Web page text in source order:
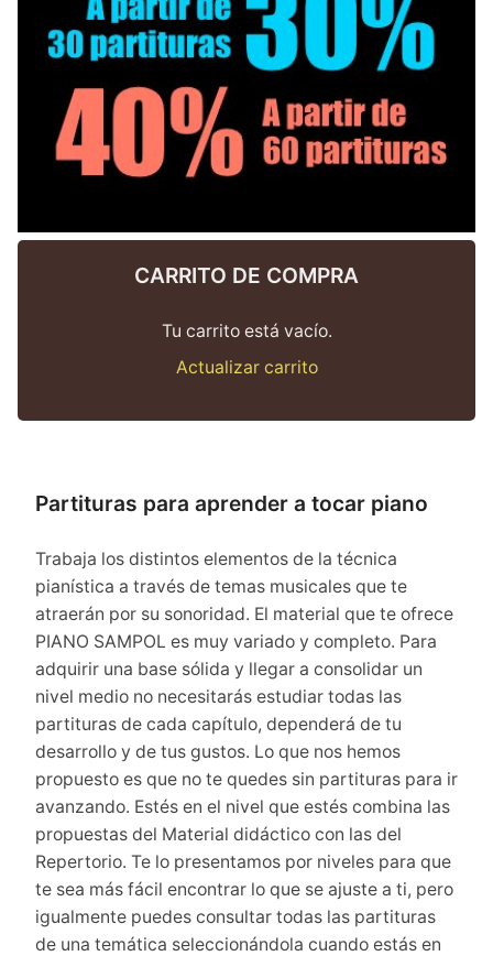
CARRITO DE COMPRA
Tu carrito está vacío.
Actualizar carrito
Partituras para aprender a tocar piano
Trabaja los distintos elementos de la técnica
pianística a través de temas musicales que te
atraerán por su sonoridad. El material que te ofrece
PIANO SAMPOL es muy variado y completo. Para
adquirir una base sólida y llegar a consolidar un
nivel medio no necesitarás estudiar todas las
partituras de cada capítulo, dependerá de tu
desarrollo y de tus gustos. Lo que nos hemos
propuesto es que no te quedes sin partituras para ir
avanzando. Estés en el nivel que estés combina las
propuestas del Material didáctico con las del
Repertorio. Te lo presentamos por niveles para que
te sea más fácil encontrar lo que se ajuste a ti, pero
igualmente puedes consultar todas las partituras
de una temática seleccionándola cuando estás en